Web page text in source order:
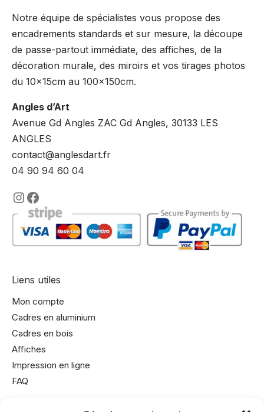
Notre équipe de spécialistes vous propose des
encadrements standards et sur mesure, la découpe
de passe-partout immédiate, des affiches, de la
décoration murale, des miroirs et vos tirages photos
du 10x15cm au 100x150cm.
Angles d’Art
Avenue Gd Angles ZAC Gd Angles, 30133 LES
ANGLES
contact@anglesdart.fr
04 90 94 60 04
https://www.instagram.com/
https://www.facebook.com/
Liens utiles
Mon compte
Cadres en aluminium
Cadres en bois
Affiches
Impression en ligne
FAQ